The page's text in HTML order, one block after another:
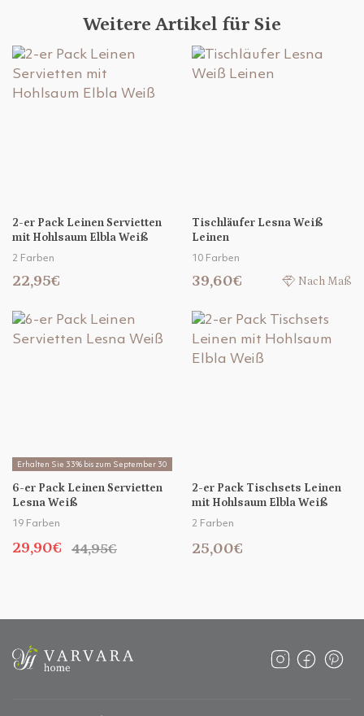
Weitere Artikel für Sie
2-er Pack Leinen Servietten
mit Hohlsaum Elbla Weiß
2 Farben
22,95€
Tischläufer Lesna Weiß
Leinen
10 Farben
39,60€ Nach Maß
Erhalten Sie 33% bis zum September 30
6-er Pack Leinen Servietten
Lesna Weiß
19 Farben
29,90€ 44,95€
2-er Pack Tischsets Leinen
mit Hohlsaum Elbla Weiß
2 Farben
25,00€